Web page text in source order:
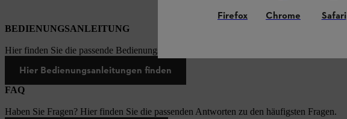
BEDIENUNGSANLEITUNG
Hier finden Sie die passende Bedienungsanleitungen zu unseren STIHL Produkten.
Hier Bedienungsanleitungen finden
FAQ
Haben Sie Fragen? Hier finden Sie die passenden Antworten zu den häufigsten Fragen.
Firefox Chrome Safari